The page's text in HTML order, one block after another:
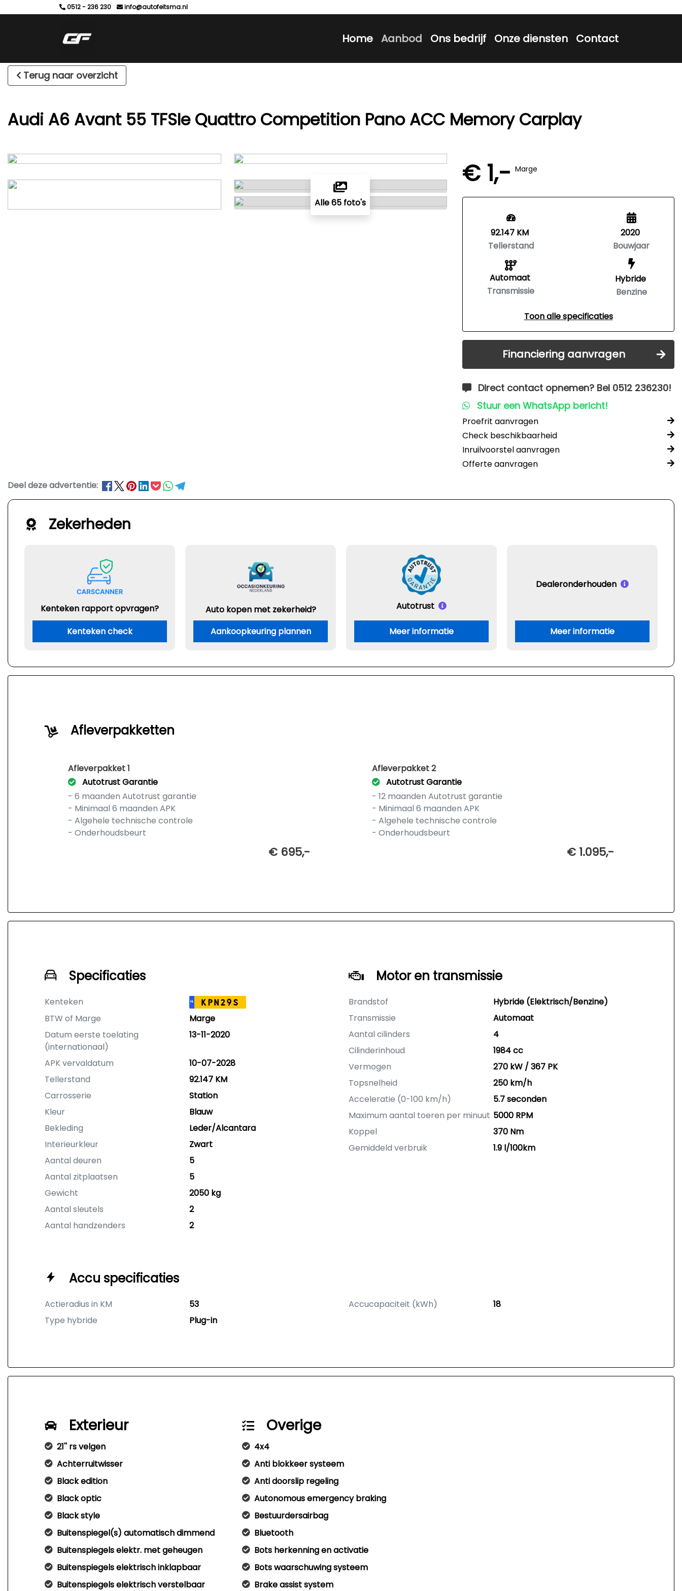
0512 - 236 230 info@autofeitsma.nl
Home Aanbod Ons bedrijf Onze diensten Contact
Terug naar overzicht
Audi A6 Avant 55 TFSIe Quattro Competition Pano ACC Memory Carplay
Alle 65 foto's
€ 1,- Marge
92.147 KM
Tellerstand
Automaat
Transmissie
2020
Bouwjaar
Hybride
Benzine
Toon alle specificaties
Financiering aanvragen
Direct contact opnemen? Bel 0512 236230!
Stuur een WhatsApp bericht!
Proefrit aanvragen
Check beschikbaarheid
Inruilvoorstel aanvragen
Offerte aanvragen
Deel deze advertentie:
Zekerheden
Kenteken rapport opvragen?
Kenteken check
Auto kopen met zekerheid?
Aankoopkeuring plannen
Autotrust
Meer informatie
Dealeronderhouden
Meer informatie
Afleverpakketten
Afleverpakket 1
Autotrust Garantie
- 6 maanden Autotrust garantie
- Minimaal 6 maanden APK
- Algehele technische controle
- Onderhoudsbeurt
€ 695,-
Afleverpakket 2
Autotrust Garantie
- 12 maanden Autotrust garantie
- Minimaal 6 maanden APK
- Algehele technische controle
- Onderhoudsbeurt
€ 1.095,-
Specificaties
Kenteken NL KPN29S
BTW of Marge
Marge
Datum eerste toelating
(internationaal)
13-11-2020
APK vervaldatum
10-07-2028
Tellerstand
92.147 KM
Carrosserie
Station
Kleur
Blauw
Bekleding
Leder/Alcantara
Interieurkleur
Zwart
Aantal deuren
5
Aantal zitplaatsen
5
Gewicht
2050 kg
Aantal sleutels
2
Aantal handzenders
2
Motor en transmissie
Brandstof
Hybride (Elektrisch/Benzine)
Transmissie
Automaat
Aantal cilinders
4
Cilinderinhoud
1984 cc
Vermogen
270 kW / 367 PK
Topsnelheid
250 km/h
Acceleratie (0-100 km/h)
5.7 seconden
Maximum aantal toeren per minuut 5000 RPM
Koppel
370 Nm
Gemiddeld verbruik
1.9 l/100km
Accu specificaties
Actieradius in KM 53 Accucapaciteit (kWh)
18
Type hybride
Plug-in
Exterieur
21'' rs velgen
Achterruitwisser
Black edition
Black optic
Black style
Buitenspiegel(s) automatisch dimmend
Buitenspiegels elektr. met geheugen
Buitenspiegels elektrisch inklapbaar
Buitenspiegels elektrisch verstelbaar
Overige
4x4
Anti blokkeer systeem
Anti doorslip regeling
Autonomous emergency braking
Bestuurdersairbag
Bluetooth
Bots herkenning en activatie
Bots waarschuwing systeem
Brake assist system